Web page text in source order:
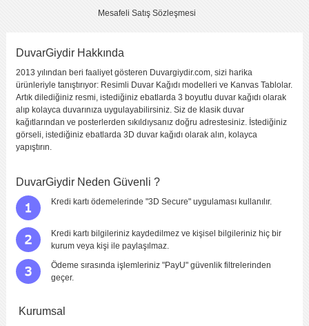
Yorumu Gönder
Mesafeli Satış Sözleşmesi
DuvarGiydir Hakkında
2013 yılından beri faaliyet gösteren Duvargiydir.com, sizi harika
ürünleriyle tanıştırıyor: Resimli Duvar Kağıdı modelleri ve Kanvas Tablolar.
Artık dilediğiniz resmi, istediğiniz ebatlarda 3 boyutlu duvar kağıdı olarak
alıp kolayca duvarınıza uygulayabilirsiniz. Siz de klasik duvar
kağıtlarından ve posterlerden sıkıldıysanız doğru adrestesiniz. İstediğiniz
görseli, istediğiniz ebatlarda 3D duvar kağıdı olarak alın, kolayca
yapıştırın.
DuvarGiydir Neden Güvenli ?
Kredi kartı ödemelerinde "3D Secure" uygulaması kullanılır.
Kredi kartı bilgileriniz kaydedilmez ve kişisel bilgileriniz hiç bir
kurum veya kişi ile paylaşılmaz.
Ödeme sırasında işlemleriniz "PayU" güvenlik filtrelerinden
geçer.
Kurumsal